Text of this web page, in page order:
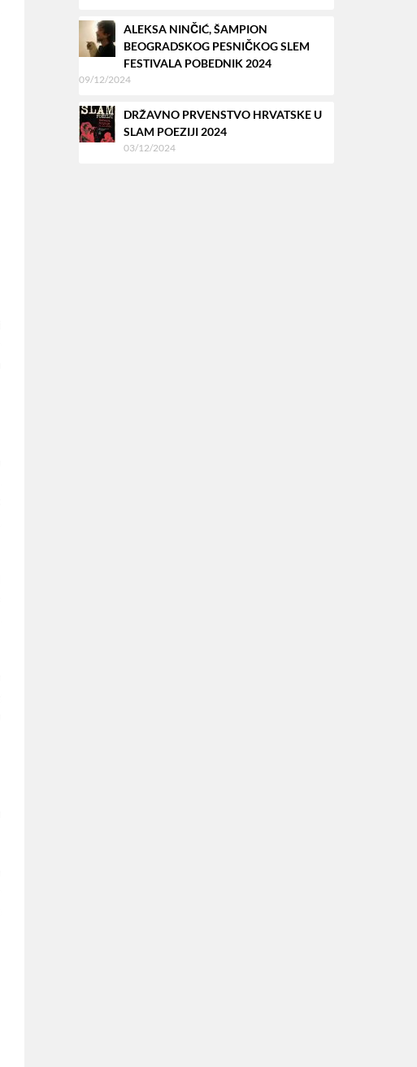
ALEKSA NINČIĆ, ŠAMPION
BEOGRADSKOG PESNIČKOG SLEM
FESTIVALA POBEDNIK 2024
09/12/2024
DRŽAVNO PRVENSTVO HRVATSKE U
SLAM POEZIJI 2024
03/12/2024